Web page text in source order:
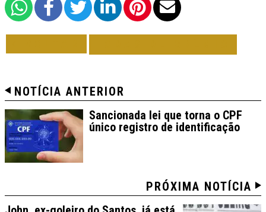
NOTÍCIA ANTERIOR
Sancionada lei que torna o CPF
único registro de identificação
PRÓXIMA NOTÍCIA